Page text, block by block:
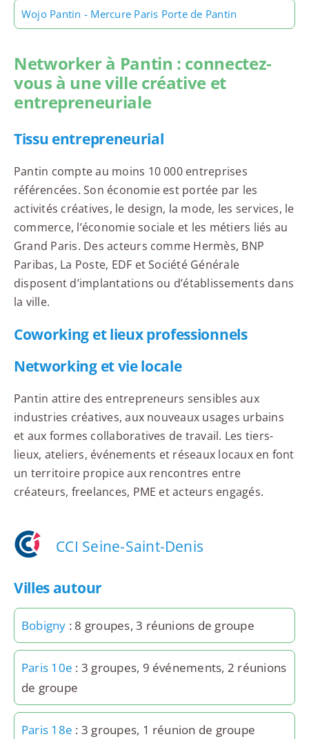
Wojo Pantin - Mercure Paris Porte de Pantin
Networker à Pantin : connectez-
vous à une ville créative et
entrepreneuriale
Tissu entrepreneurial
Pantin compte au moins 10 000 entreprises
référencées. Son économie est portée par les
activités créatives, le design, la mode, les services, le
commerce, l’économie sociale et les métiers liés au
Grand Paris. Des acteurs comme Hermès, BNP
Paribas, La Poste, EDF et Société Générale
disposent d’implantations ou d’établissements dans
la ville.
Coworking et lieux professionnels
Networking et vie locale
Pantin attire des entrepreneurs sensibles aux
industries créatives, aux nouveaux usages urbains
et aux formes collaboratives de travail. Les tiers-
lieux, ateliers, événements et réseaux locaux en font
un territoire propice aux rencontres entre
créateurs, freelances, PME et acteurs engagés.
CCI Seine-Saint-Denis
Villes autour
Bobigny : 8 groupes, 3 réunions de groupe
Paris 10e : 3 groupes, 9 événements, 2 réunions
de groupe
Paris 18e : 3 groupes, 1 réunion de groupe